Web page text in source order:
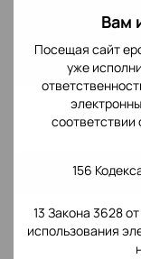
Вам
Посещая сайт
уже
156
13 Закона 3628
использования